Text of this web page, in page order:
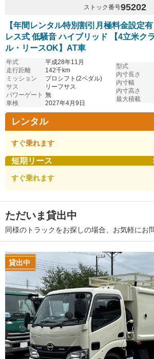
ストック番号95202
【年間レンタル特別割引月極料金設定
レス式 低騒音 ハイブリッド 【4立米ク
ル・リースOK】AT車
年式
平成28年11月
走行距離
142千km
ミッション
プロシフト(2ペダル)
サス
リーフサス
パワーゲート 無
車検
2027年4月9日
型式
内寸長さ
内寸幅
内寸高さ
最大積載
レンタル
すぐ乗れます
短期リース
すぐ乗れます
ただいま貸出中
同様のトラックをお探しの場合、お気軽にお
貸出中